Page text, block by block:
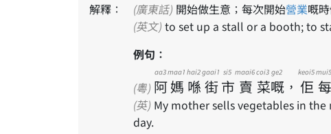
解釋：
(廣東話) 開始做生意；每次開始營業嘅
(英文) to set up a stall or a booth; to
例句：
(粵) 阿
aa3
媽
maa1
喺
hai2
街
gaai1
市
si5
賣
maai6
菜
coi3
嘅
ge2
， 佢
keoi5
每
mui5
(英) My mother sells vegetables in
day.